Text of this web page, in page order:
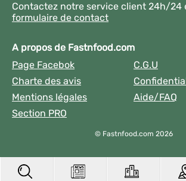
Contactez notre service client 24h/24
formulaire de contact
A propos de Fastnfood.com
Page Facebok
C.G.U
Charte des avis
Mentions légales
Aide/FAQ
Section PRO
© Fastnfood.com 2026